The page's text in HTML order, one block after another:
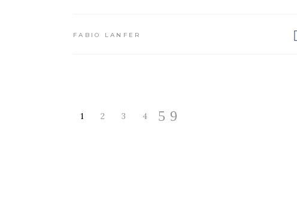
FABIO LANFER
1 2 3 4